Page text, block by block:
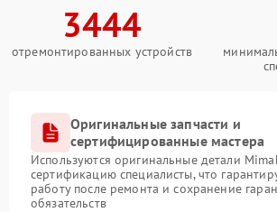
3444
отремонтированных устройств
Оригинальные запчасти и
сертифицированные мастера
Используются оригинальные детали
сертификацию специалисты, что
работу после ремонта и сохранение
обязательств